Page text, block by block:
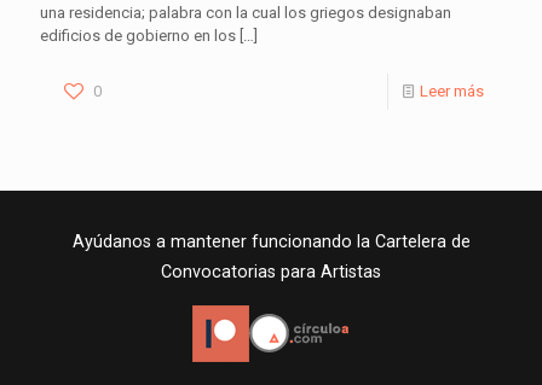
una residencia; palabra con la cual los griegos designaban
edificios de gobierno en los […]
0 Leer más
Ayúdanos a mantener funcionando la Cartelera de
Convocatorias para Artistas